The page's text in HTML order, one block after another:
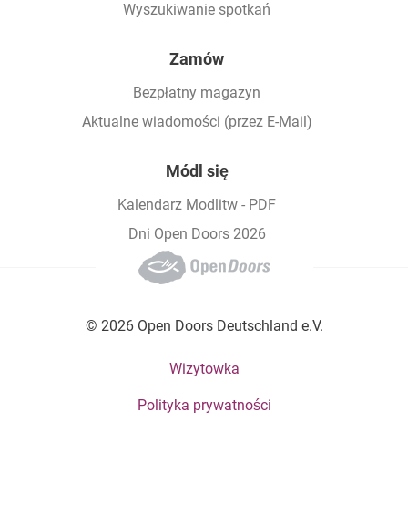
Wyszukiwanie spotkań
Zamów
Bezpłatny magazyn
Aktualne wiadomości (przez E-Mail)
Módl się
Kalendarz Modlitw - PDF
Dni Open Doors 2026
© 2026 Open Doors Deutschland e.V.
Footer bottom menuWizytowka
Polityka prywatności